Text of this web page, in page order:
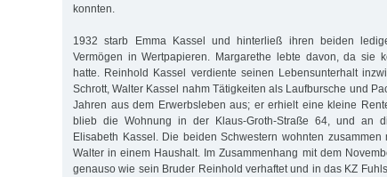
konnten.
1932 starb Emma Kassel und hinterließ ihren beiden
Vermögen in Wertpapieren. Margarethe lebte davon, da sie
hatte. Reinhold Kassel verdiente seinen Lebensunterhalt
Schrott, Walter Kassel nahm Tätigkeiten als Laufbursche und
Jahren aus dem Erwerbsleben aus; er erhielt eine kleine
blieb die Wohnung in der Klaus-Groth-Straße 64, und an
Elisabeth Kassel. Die beiden Schwestern wohnten
Walter in einem Haushalt. Im Zusammenhang mit dem
genauso wie sein Bruder Reinhold verhaftet und in das KZ